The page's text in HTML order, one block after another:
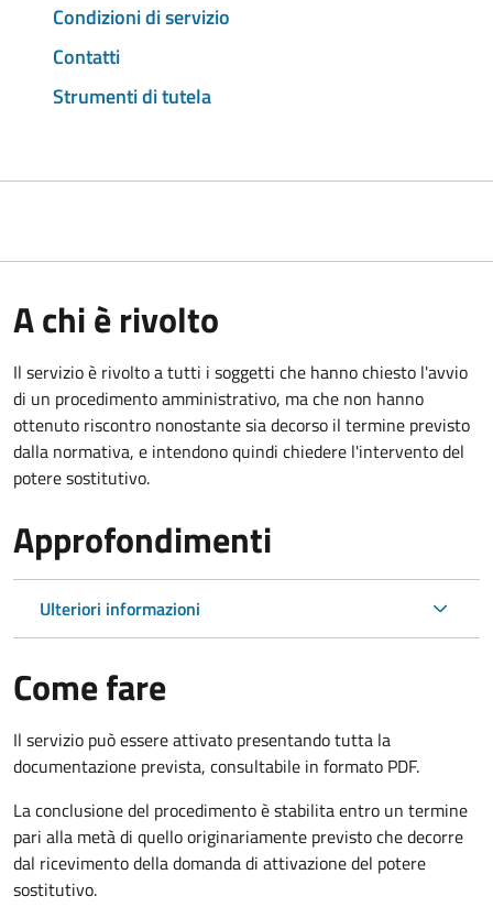
Condizioni di servizio
Contatti
Strumenti di tutela
A chi è rivolto
Il servizio è rivolto a tutti i soggetti che hanno chiesto l'avvio
di un procedimento amministrativo, ma che non hanno
ottenuto riscontro nonostante sia decorso il termine previsto
dalla normativa, e intendono quindi chiedere l'intervento del
potere sostitutivo.
Approfondimenti
Ulteriori informazioni
Come fare
Il servizio può essere attivato presentando tutta la
documentazione prevista, consultabile in formato PDF.
La conclusione del procedimento è stabilita entro un termine
pari alla metà di quello originariamente previsto che decorre
dal ricevimento della domanda di attivazione del potere
sostitutivo.